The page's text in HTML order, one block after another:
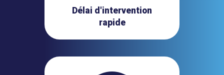
Délai d'intervention
rapide